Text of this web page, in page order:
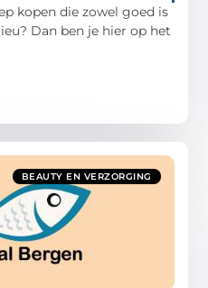
kopen die zowel goed is
Dan ben je hier op het
BEAUTY EN VERZORGING